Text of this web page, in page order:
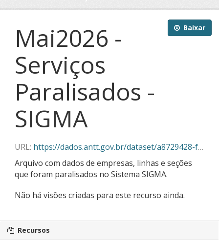
Baixar
Mai2026 -
Serviços
Paralisados -
SIGMA
URL: https://dados.antt.gov.br/dataset/a8729428-f382-430c-abe5-6e5f85aa9a03/resource/f245957e-46e7-4d45-90c9-5e2a074d4461/download/05-2026_servicos_paralisados_sigma.json
Arquivo com dados de empresas, linhas e seções
que foram paralisados no Sistema SIGMA.
Não há visões criadas para este recurso ainda.
Recursos